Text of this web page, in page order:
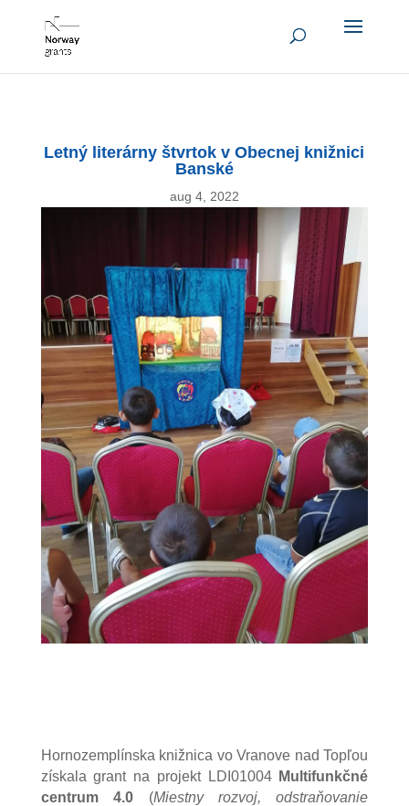
Letný literárny štvrtok v Obecnej knižnici
Banské
aug 4, 2022
Hornozemplínska knižnica vo Vranove nad Topľou
získala grant na projekt LDI01004 Multifunkčné
centrum 4.0 (Miestny rozvoj, odstraňovanie